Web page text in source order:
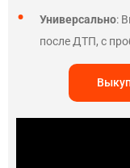
Универсально:
после ДТП, с